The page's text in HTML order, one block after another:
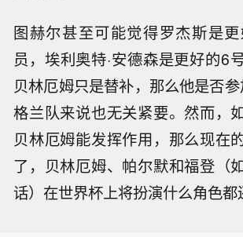
图赫尔甚至可能觉得罗杰斯是
员，埃利奥特·安德森是更好的6
贝林厄姆只是替补，那么他是否
格兰队来说也无关紧要。然而，
贝林厄姆能发挥作用，那么现在
了，贝林厄姆、帕尔默和福登（
话）在世界杯上将扮演什么角色都